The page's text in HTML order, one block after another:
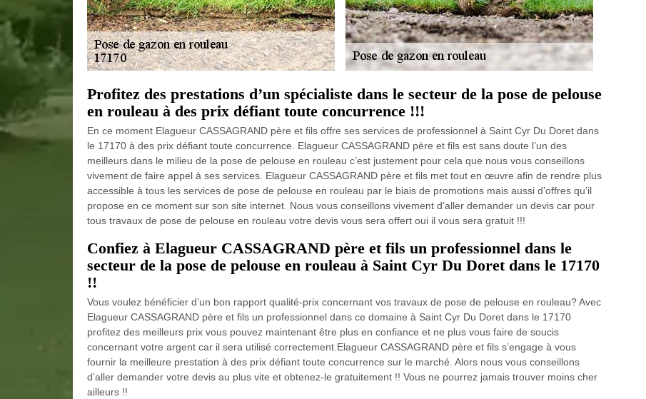
Profitez des prestations d’un spécialiste dans le secteur de la pose de pelouse
en rouleau à des prix défiant toute concurrence !!!
En ce moment Elagueur CASSAGRAND père et fils offre ses services de professionnel à Saint Cyr Du Doret dans
le 17170 à des prix défiant toute concurrence. Elagueur CASSAGRAND père et fils est sans doute l’un des
meilleurs dans le milieu de la pose de pelouse en rouleau c’est justement pour cela que nous vous conseillons
vivement de faire appel à ses services. Elagueur CASSAGRAND père et fils met tout en œuvre afin de rendre plus
accessible à tous les services de pose de pelouse en rouleau par le biais de promotions mais aussi d’offres qu’il
propose en ce moment sur son site internet. Nous vous conseillons vivement d’aller demander un devis car pour
tous travaux de pose de pelouse en rouleau votre devis vous sera offert oui il vous sera gratuit !!!
Confiez à Elagueur CASSAGRAND père et fils un professionnel dans le
secteur de la pose de pelouse en rouleau à Saint Cyr Du Doret dans le 17170
!!
Vous voulez bénéficier d’un bon rapport qualité-prix concernant vos travaux de pose de pelouse en rouleau? Avec
Elagueur CASSAGRAND père et fils un professionnel dans ce domaine à Saint Cyr Du Doret dans le 17170
profitez des meilleurs prix vous pouvez maintenant être plus en confiance et ne plus vous faire de soucis
concernant votre argent car il sera utilisé correctement.Elagueur CASSAGRAND père et fils s’engage à vous
fournir la meilleure prestation à des prix défiant toute concurrence sur le marché. Alors nous vous conseillons
d’aller demander votre devis au plus vite et obtenez-le gratuitement !! Vous ne pourrez jamais trouver moins cher
ailleurs !!